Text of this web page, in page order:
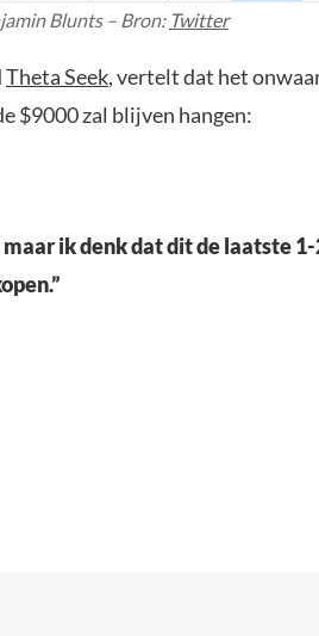
Blunts – Bron: Twitter
Theta Seek, vertelt dat het
$9000 zal blijven hangen:
ik denk dat dit de laatste